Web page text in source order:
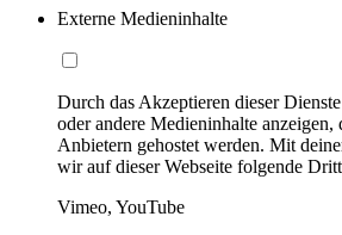
Externe Medieninhalte
Durch das Akzeptieren dieser
oder andere Medieninhalte anzeigen,
Anbietern gehostet werden. Mit
wir auf dieser Webseite folgende
Vimeo, YouTube